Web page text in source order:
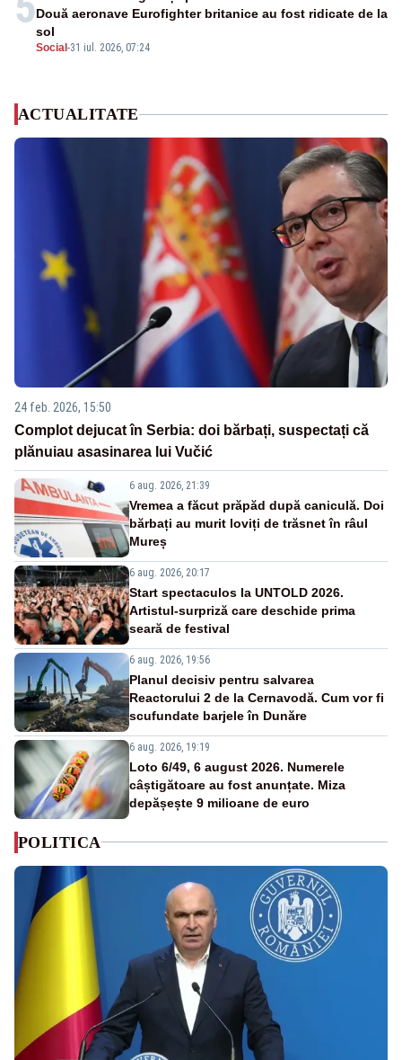
Social -31 iul. 2026, 07:24
Două aeronave Eurofighter britanice au fost ridicate de la
sol
ACTUALITATE
24 feb. 2026, 15:50
Complot dejucat în Serbia: doi bărbați, suspectați că
plănuiau asasinarea lui Vučić
6 aug. 2026, 21:39
Vremea a făcut prăpăd după caniculă. Doi
bărbați au murit loviți de trăsnet în râul
Mureș
6 aug. 2026, 20:17
Start spectaculos la UNTOLD 2026.
Artistul-surpriză care deschide prima
seară de festival
6 aug. 2026, 19:56
Planul decisiv pentru salvarea
Reactorului 2 de la Cernavodă. Cum vor fi
scufundate barjele în Dunăre
6 aug. 2026, 19:19
Loto 6/49, 6 august 2026. Numerele
câștigătoare au fost anunțate. Miza
depășește 9 milioane de euro
POLITICA